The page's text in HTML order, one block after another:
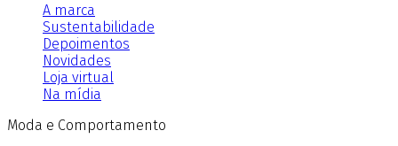
A marca
Sustentabilidade
Depoimentos
Novidades
Loja virtual
Na mídia
Moda e Comportamento